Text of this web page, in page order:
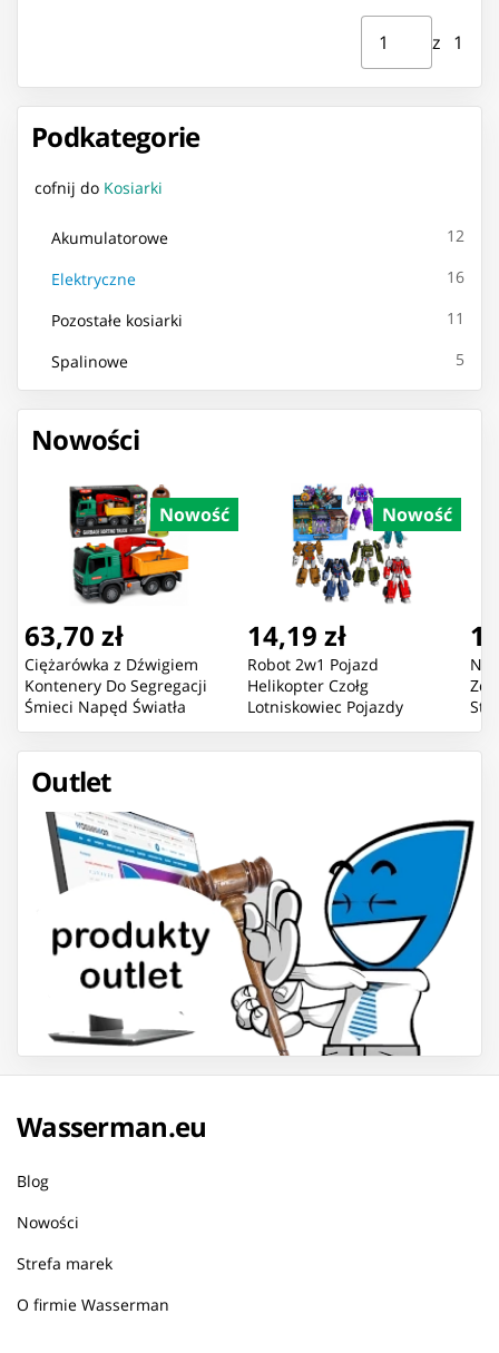
Podkategorie
cofnij do Kosiarki
Akumulatorowe 12
Elektryczne 16
Pozostałe kosiarki 11
Spalinowe 5
Nowości
Nowość
63,70 zł
Ciężarówka z Dźwigiem
Kontenery Do Segregacji
Śmieci Napęd Światła
Dźwięk
Nowość
14,19 zł
Robot 2w1 Pojazd
Helikopter Czołg
Lotniskowiec Pojazdy
Bojowe Mix
Outlet
Strona ⁨1⁩ z ⁨1⁩
z ⁨1⁩
Przejdź do strony
Wasserman.eu
Blog
Nowości
Strefa marek
O firmie Wasserman